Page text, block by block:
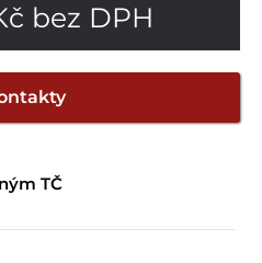
TČ
bez DPH